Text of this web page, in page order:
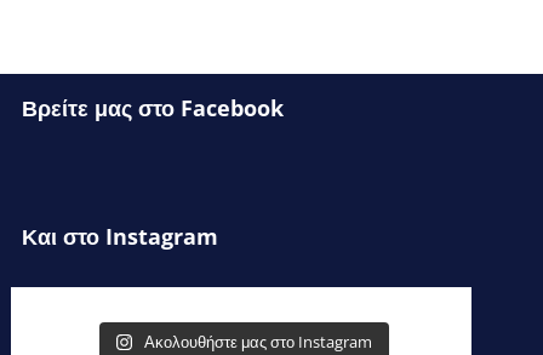
Βρείτε μας στο Facebook
Και στο Instagram
Ακολουθήστε μας στο Instagram